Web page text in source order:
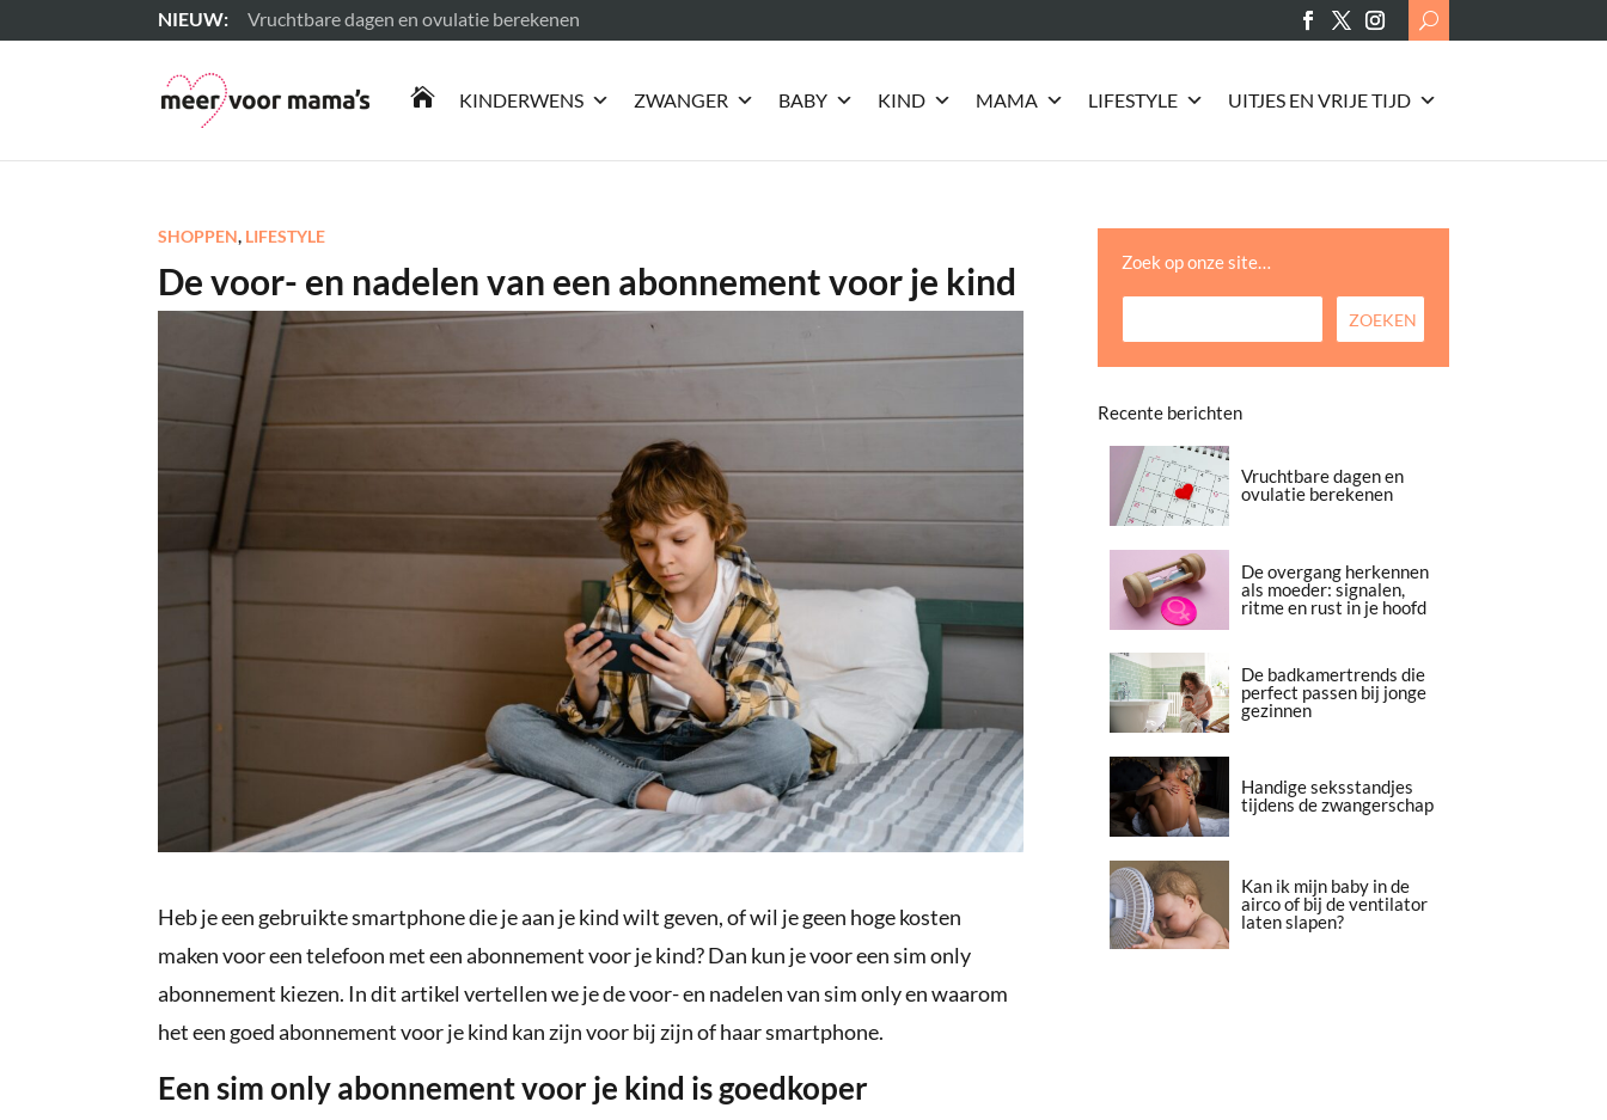
Vruchtbare dagen en ovulatie berekenen
Lees meer
Search
for:
 KINDERWENS ZWANGER BABY KIND MAMA LIFESTYLE UITJES EN VRIJE TIJD
SHOPPEN, LIFESTYLE
De voor- en nadelen van een abonnement voor je kind
Heb je een gebruikte smartphone die je aan je kind wilt geven, of wil je geen hoge kosten
maken voor een telefoon met een abonnement voor je kind? Dan kun je voor een sim only
abonnement kiezen. In dit artikel vertellen we je de voor- en nadelen van sim only en waarom
het een goed abonnement voor je kind kan zijn voor bij zijn of haar smartphone.
Een sim only abonnement voor je kind is goedkoper
Zoek op onze site…
Recente berichten
Vruchtbare dagen en
ovulatie berekenen
De overgang herkennen
als moeder: signalen,
ritme en rust in je hoofd
De badkamertrends die
perfect passen bij jonge
gezinnen
Handige seksstandjes
tijdens de zwangerschap
Kan ik mijn baby in de
airco of bij de ventilator
laten slapen?